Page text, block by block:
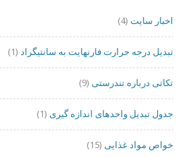
اخبار سایت (4)
تبدیل درجه حرارت فارنهایت به سانتیگراد (1)
تکاتی درباره تندرستی (9)
جدول تبدیل واحدهای اندازه گیری (1)
خواص مواد غذایی (15)